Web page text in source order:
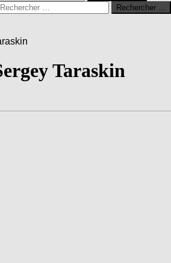
Rechercher …
Taraskin